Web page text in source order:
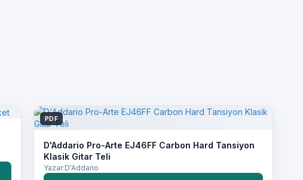
PDF
D'Addario Pro-Arte EJ46FF Carbon Hard Tansiyon
Klasik Gitar Teli
Yazar:D'Addario